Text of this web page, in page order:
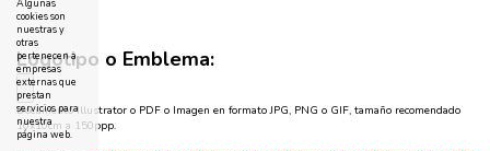
Logotipo o Emblema:
Documento Illustrator o PDF o Imagen en formato JPG, PNG o GIF, tamaño recomendado
10x10cm a 150ppp.
Algunas
cookies son
nuestras y
otras
pertenecen a
empresas
externas que
prestan
servicios para
nuestra
página web.